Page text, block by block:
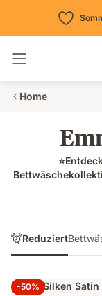
Navigation
Home
Reduziert
-50%
Emma Silken